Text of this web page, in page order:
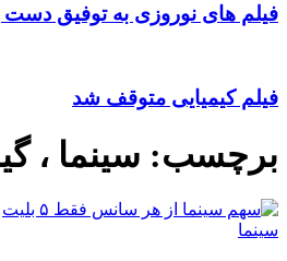
فیلم های نوروزی به توفیق دست
فیلم کیمیایی متوقف شد
برچسب: سینما ،
سینما